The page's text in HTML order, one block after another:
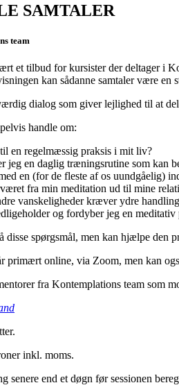
SAMTALER
team
et tilbud for kursister der deltager i
kan sådanne samtaler være
dialog som giver lejlighed til at
handle om:
en regelmæssig praksis i mit liv?
jeg en daglig træningsrutine som kan
en (for de fleste af os uundgåelig)
fra min meditation ud til mine
vanskeligheder kræver ydre
og fordyber jeg en meditativ
disse spørgsmål, men kan hjælpe den
primært online, via Zoom, men kan
fra Kontemplations team som
inkl. moms.
senere end et døgn før sessionen